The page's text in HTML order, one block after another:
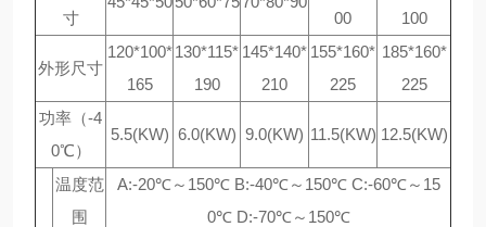
寸
00
100
外形尺寸
120*100*
165
130*115*
190
145*140*
210
155*160*
225
185*160*
225
功率（-4
0℃）
5.5(KW) 6.0(KW) 9.0(KW) 11.5(KW) 12.5(KW)
温度范
围
A:-20℃～150℃ B:-40℃～150℃ C:-60℃～15
0℃ D:-70℃～150℃